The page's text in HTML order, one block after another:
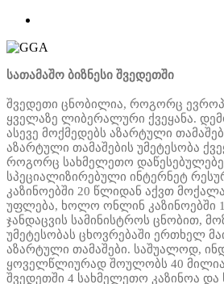
სათამაშო ბიზნესი შვედეთში
შვედეთი ცნობილია, როგორც
ყველაზე ლიბერალური ქვეყანა.
ასევე მოქმედებს აზარტული
აზარტული თამაშების უმეტესობა
როგორც სახმელეთო
სპეციალიზირებული ინტერნეტ
კაზინოებში 20 წლიდან აქვთ
უფლება, ხოლო ონლინ კაზინოებში
ჯანდაცვის სამინისტროს ცნობით,
უმეტესობას ცხოვრებაში ერთხელ
აზარტული თამაშები. საშუალოდ,
ყოველწლიურად შოულობს 40
შვედეთში 4 სახმელეთო კაზინოა და